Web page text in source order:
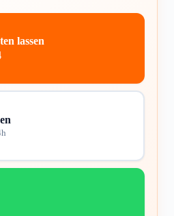
lassen